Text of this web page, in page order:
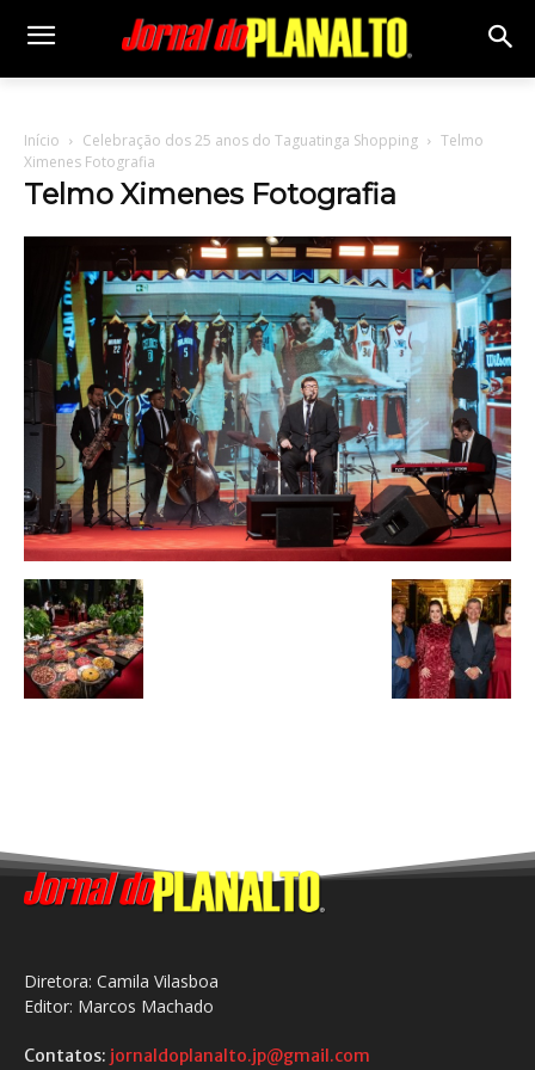
Início Celebração dos 25 anos do Taguatinga Shopping
Telmo
Ximenes Fotografia
Telmo Ximenes Fotografia
Diretora: Camila Vilasboa
Editor: Marcos Machado
Contatos: jornaldoplanalto.jp@gmail.com